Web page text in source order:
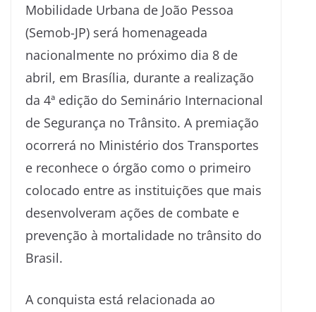
Mobilidade Urbana de João Pessoa
(Semob-JP) será homenageada
nacionalmente no próximo dia 8 de
abril, em Brasília, durante a realização
da 4ª edição do Seminário Internacional
de Segurança no Trânsito. A premiação
ocorrerá no Ministério dos Transportes
e reconhece o órgão como o primeiro
colocado entre as instituições que mais
desenvolveram ações de combate e
prevenção à mortalidade no trânsito do
Brasil.
A conquista está relacionada ao